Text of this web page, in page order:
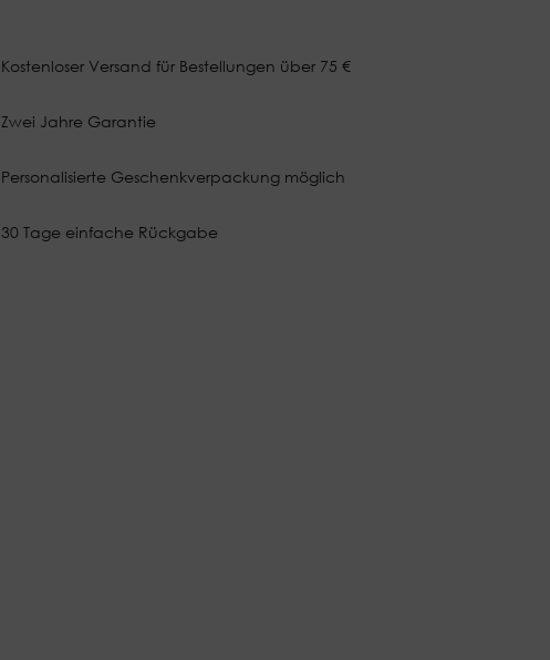
Kostenloser Versand für Bestellungen über 75 €
Zwei Jahre Garantie
Personalisierte Geschenkverpackung möglich
30 Tage einfache Rückgabe